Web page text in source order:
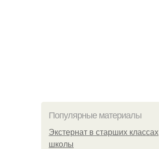
Популярные материалы
Экстернат в старших классах
школы